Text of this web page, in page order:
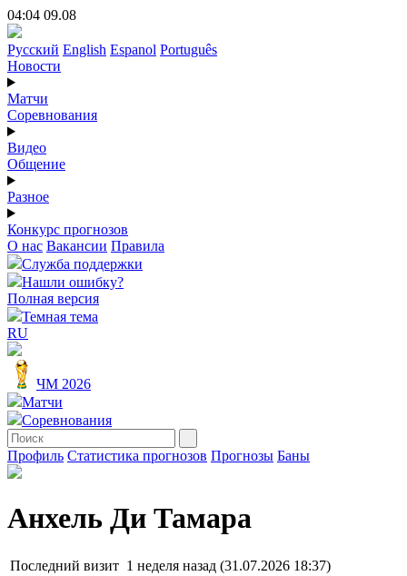
04:04 09.08
Русский English Espanol Português
Новости
Матчи
Соревнования
Видео
Общение
Разное
Конкурс прогнозов
О нас Вакансии Правила
Служба поддержки
Нашли ошибку?
Полная версия
Темная тема
RU
ЧМ 2026
Матчи
Соревнования
Профиль Статистика прогнозов Прогнозы Баны
Анхель Ди Тамара
Последний визит 1 неделя назад (31.07.2026 18:37)